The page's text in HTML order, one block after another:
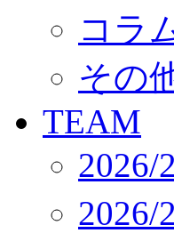
パートナー募集
クラブ理念
サステナビリテ
Web制作支援
応援プロジェク
コラ
その
TEAM
2026/